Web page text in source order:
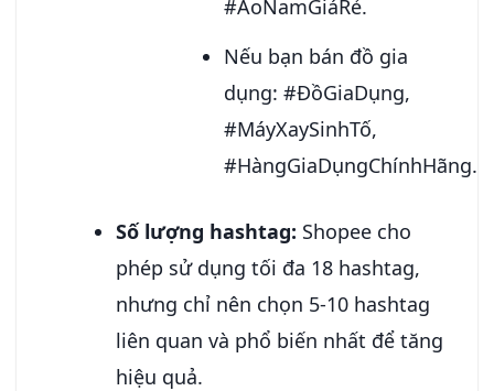
#ÁoNamGiáRẻ.
Nếu bạn bán đồ gia
dụng: #ĐồGiaDụng,
#MáyXaySinhTố,
#HàngGiaDụngChínhHãng.
Số lượng hashtag: Shopee cho
phép sử dụng tối đa 18 hashtag,
nhưng chỉ nên chọn 5-10 hashtag
liên quan và phổ biến nhất để tăng
hiệu quả.